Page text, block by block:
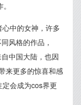
中的女神，许多
风格的作品，
中国大陆，也因
来更多的惊喜和感
会成为cos界更